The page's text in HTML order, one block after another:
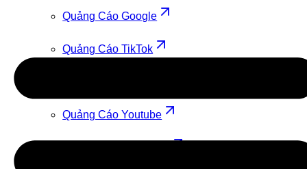
Quảng Cáo Google
Quảng Cáo TikTok
Quảng Cáo Youtube